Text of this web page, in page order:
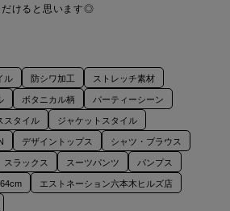
だけると思います◎
ル 防シワ加工 ストレッチ素材
ボタニカル柄 パーティーシーン
スタイル ジャケットスタイル
デザイントップス シャツ・ブラウス
スラックス スーツパンツ パンプス
エストネーション六本木ヒルズ店